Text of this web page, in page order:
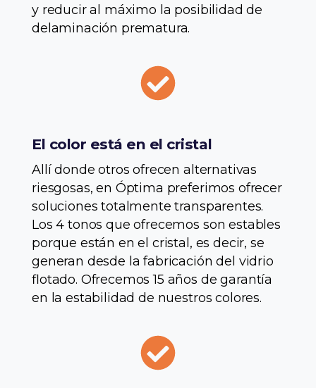
y reducir al máximo la posibilidad de
delaminación prematura.
El color está en el cristal
Allí donde otros ofrecen alternativas
riesgosas, en Óptima preferimos ofrecer
soluciones totalmente transparentes.
Los 4 tonos que ofrecemos son estables
porque están en el cristal, es decir, se
generan desde la fabricación del vidrio
flotado. Ofrecemos 15 años de garantía
en la estabilidad de nuestros colores.